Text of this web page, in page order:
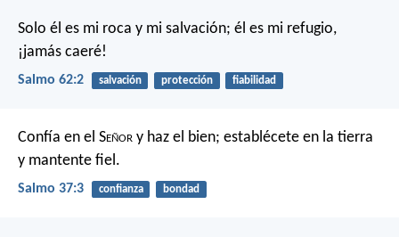
Solo él es mi roca y mi salvación; él es mi refugio,
¡jamás caeré!
Salmo 62:2 salvación protección fiabilidad
Confía en el Señor y haz el bien; establécete en la tierra
y mantente fiel.
Salmo 37:3 confianza bondad